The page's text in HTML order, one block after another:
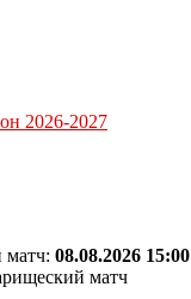
2026-2027
08.08.2026 15:00
матч